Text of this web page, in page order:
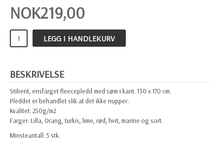
NOK219,00
LEGG I HANDLEKURV
BESKRIVELSE
Stilrent, ensfarget fleecepledd med søm i kant. 130 x 170 cm.
Pleddet er behandlet slik at det ikke nupper.
Kvalitet: 250g/m2
Farger: Lilla, Orang, turkis, lime, rød, hvit, marine og sort.
Minsteantall: 5 stk.